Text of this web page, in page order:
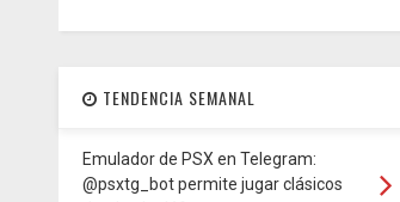
TENDENCIA SEMANAL
Emulador de PSX en Telegram:
@psxtg_bot permite jugar clásicos